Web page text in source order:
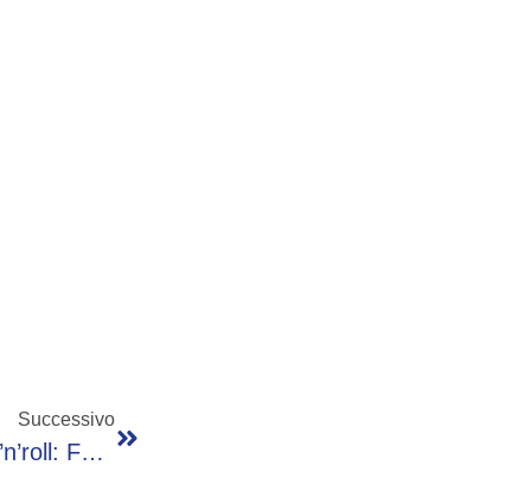
Successivo
Ligabue Riporta A San Siro I Sogni Di Rock’n’roll: Festa Grande Con La ‘Notte Di Certe Notti’